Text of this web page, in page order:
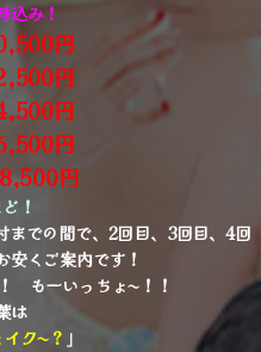
込み！
円
円
円
円
円
！
での間で、2回目、3回目、4回
くご案内です！
もーいっちょ〜！！
は
ク〜？ 」